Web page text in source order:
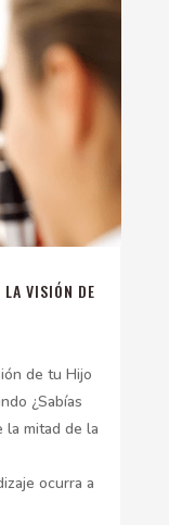
VISIÓN DE
de tu Hijo
¿Sabías
la mitad de la
ocurra a